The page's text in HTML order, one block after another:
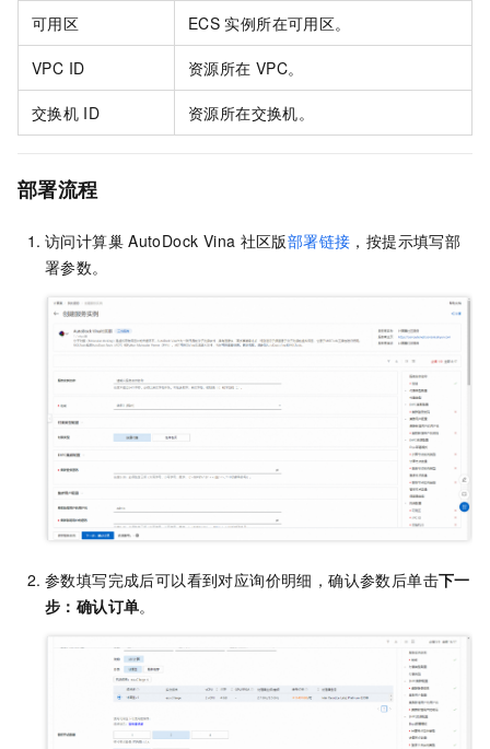
可用区 ECS 实例所在可用区。
VPC ID 资源所在 VPC。
交换机 ID 资源所在交换机。
部署流程
访问计算巢 AutoDock Vina 社区版部署链接 ，按提示填写部
署参数。
参数填写完成后可以看到对应询价明细，确认参数后单击下一
步：确认订单。